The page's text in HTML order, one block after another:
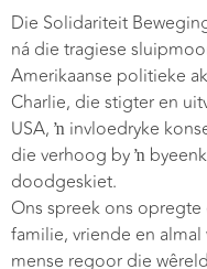
Die Solidariteit
ná die tragiese
Amerikaanse politieke
Charlie, die stigter en
USA, ŉ invloedryke
die verhoog by ŉ
doodgeskiet.
Ons spreek ons
familie, vriende en
mense regoor die